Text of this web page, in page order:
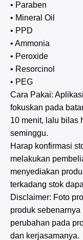
• Paraben
• Mineral Oil
• PPD
• Ammonia
• Peroxide
• Resorcinol
• PEG
Cara Pakai:
fokuskan pada
10 menit, lalu bilas
seminggu.
Harap konfirmasi
melakukan
menyediakan
terkadang stok
Disclaimer: Foto
produk
perubahan pada
dan kerjasamanya.